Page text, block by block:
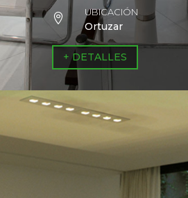

UBICACIÓN
Ortuzar
+ DETALLES